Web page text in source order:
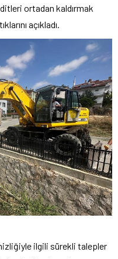
ortadan kaldırmak
açıkladı.
ilgili sürekli talepler